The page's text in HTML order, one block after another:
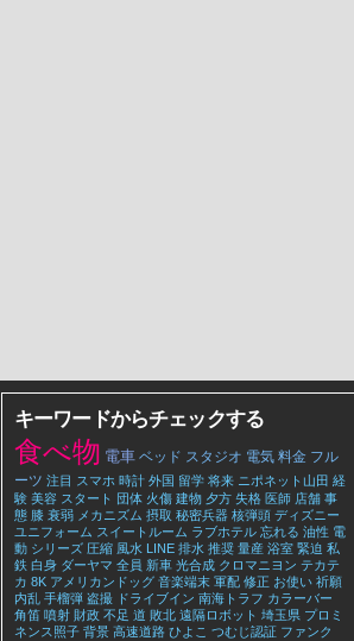
キーワードからチェックする
食べ物 電車 ベッド スタジオ 電気 料金 フル
ーツ 注目 スマホ 時計 外国 留学 将来 ニポネット山田 経
験 美容 スタート 団体 火傷 建物 夕方 失格 医師 店舗 事
態 膝 衰弱 メカニズム 摂取 秘密兵器 核弾頭 ディズニー
ユニフォーム スイートルーム ラブホテル 忘れる 油性 電
動 シリーズ 圧縮 風水 LINE 排水 推奨 量産 浴室 緊迫 私
鉄 白身 ダーヤマ 全員 新車 光合成 クロマニヨン テカテ
カ 8K アメリカンドッグ 音楽端末 軍配 修正 お使い 祈願
内乱 手榴弾 盗撮 ドライブイン 南海トラフ カラーバー
角笛 噴射 財政 不足 道 敗北 遠隔ロボット 埼玉県 プロミ
ネンス照子 背景 高速道路 ひよこ つむじ認証 ファンク